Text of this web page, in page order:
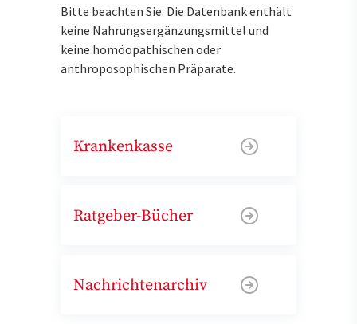
Bitte beachten Sie: Die Datenbank enthält
keine Nahrungsergänzungsmittel und
keine homöopathischen oder
anthroposophischen Präparate.
Krankenkasse
Ratgeber-Bücher
Nachrichtenarchiv